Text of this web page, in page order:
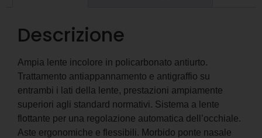
Descrizione
Ampia lente incolore in policarbonato antiurto.
Trattamento antiappannamento e antigraffio su
entrambi i lati della lente, prestazioni ampiamente
superiori agli standard normativi. Sistema a lente
flottante per una regolazione automatica dell’occhiale.
Aste ergonomiche e flessibili. Morbido ponte nasale